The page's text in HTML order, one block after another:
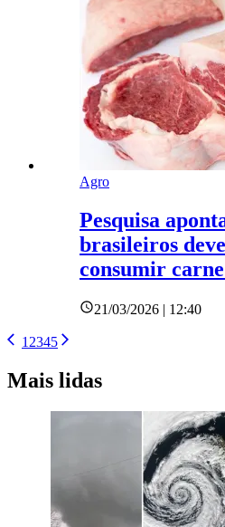
Agro
Pesquisa
brasileiros
consumir
21/03/2026 | 12:40
1 2345
Mais lidas